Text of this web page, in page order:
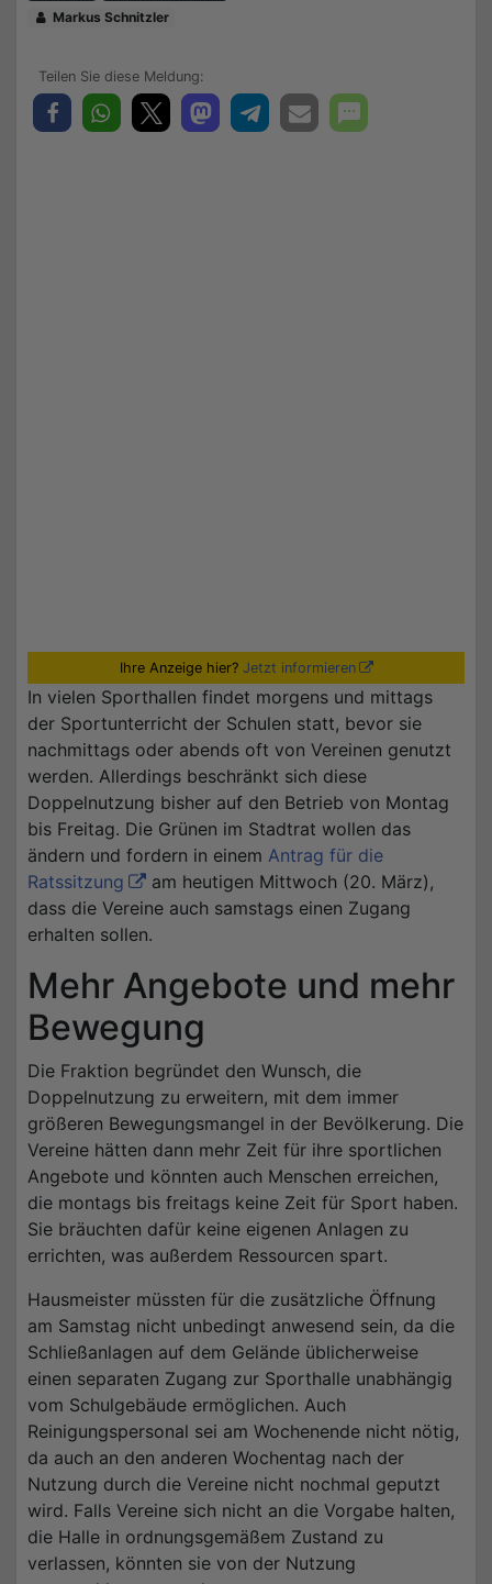
Markus Schnitzler
Ihre Anzeige hier? Jetzt informieren
In vielen Sporthallen findet morgens und mittags
der Sportunterricht der Schulen statt, bevor sie
nachmittags oder abends oft von Vereinen genutzt
werden. Allerdings beschränkt sich diese
Doppelnutzung bisher auf den Betrieb von Montag
bis Freitag. Die Grünen im Stadtrat wollen das
ändern und fordern in einem Antrag für die
Ratssitzung
am heutigen Mittwoch (20. März),
dass die Vereine auch samstags einen Zugang
erhalten sollen.
Mehr Angebote und mehr
Bewegung
Die Fraktion begründet den Wunsch, die
Doppelnutzung zu erweitern, mit dem immer
größeren Bewegungsmangel in der Bevölkerung. Die
Vereine hätten dann mehr Zeit für ihre sportlichen
Angebote und könnten auch Menschen erreichen,
die montags bis freitags keine Zeit für Sport haben.
Sie bräuchten dafür keine eigenen Anlagen zu
errichten, was außerdem Ressourcen spart.
Hausmeister müssten für die zusätzliche Öffnung
am Samstag nicht unbedingt anwesend sein, da die
Schließanlagen auf dem Gelände üblicherweise
einen separaten Zugang zur Sporthalle unabhängig
vom Schulgebäude ermöglichen. Auch
Reinigungspersonal sei am Wochenende nicht nötig,
da auch an den anderen Wochentag nach der
Nutzung durch die Vereine nicht nochmal geputzt
wird. Falls Vereine sich nicht an die Vorgabe halten,
die Halle in ordnungsgemäßem Zustand zu
verlassen, könnten sie von der Nutzung